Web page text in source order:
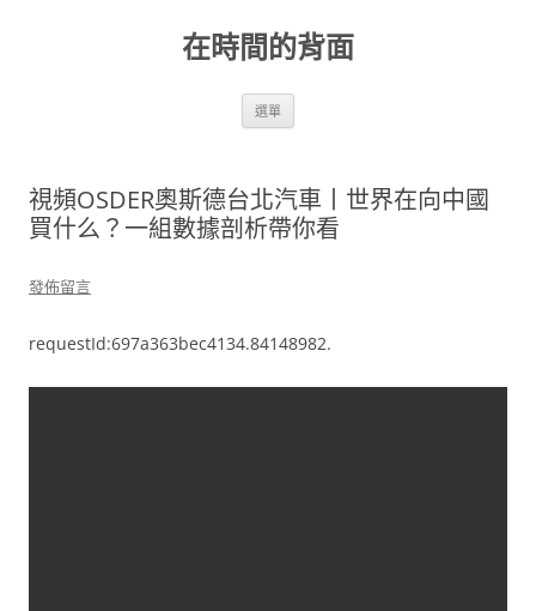
在時間的背面
選單
視頻OSDER奧斯德台北汽車丨世界在向中國
買什么？一組數據剖析帶你看
發佈留言
requestId:697a363bec4134.84148982.